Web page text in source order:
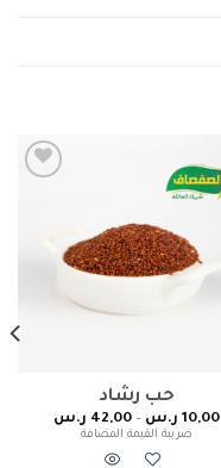
حب رشاد
10,00 ر.س –
42,00 ر.س
ضريبة القيمة المضافة